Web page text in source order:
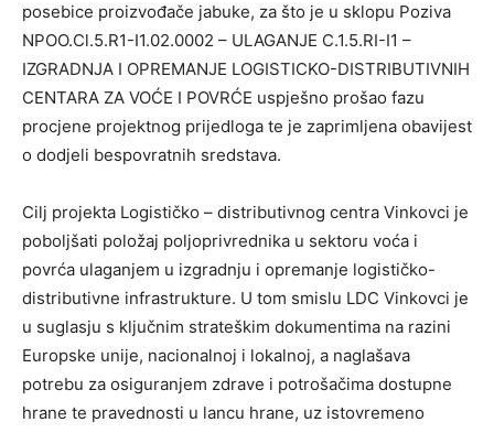
posebice proizvođače jabuke, za što je u sklopu Poziva
NPOO.Cl.5.R1-I1.02.0002 – ULAGANJE C.1.5.RI-I1 –
IZGRADNJA I OPREMANJE LOGISTICKO-DISTRIBUTIVNIH
CENTARA ZA VOĆE I POVRĆE uspješno prošao fazu
procjene projektnog prijedloga te je zaprimljena obavijest
o dodjeli bespovratnih sredstava.
Cilj projekta Logističko – distributivnog centra Vinkovci je
poboljšati položaj poljoprivrednika u sektoru voća i
povrća ulaganjem u izgradnju i opremanje logističko-
distributivne infrastrukture. U tom smislu LDC Vinkovci je
u suglasju s ključnim strateškim dokumentima na razini
Europske unije, nacionalnoj i lokalnoj, a naglašava
potrebu za osiguranjem zdrave i potrošačima dostupne
hrane te pravednosti u lancu hrane, uz istovremeno